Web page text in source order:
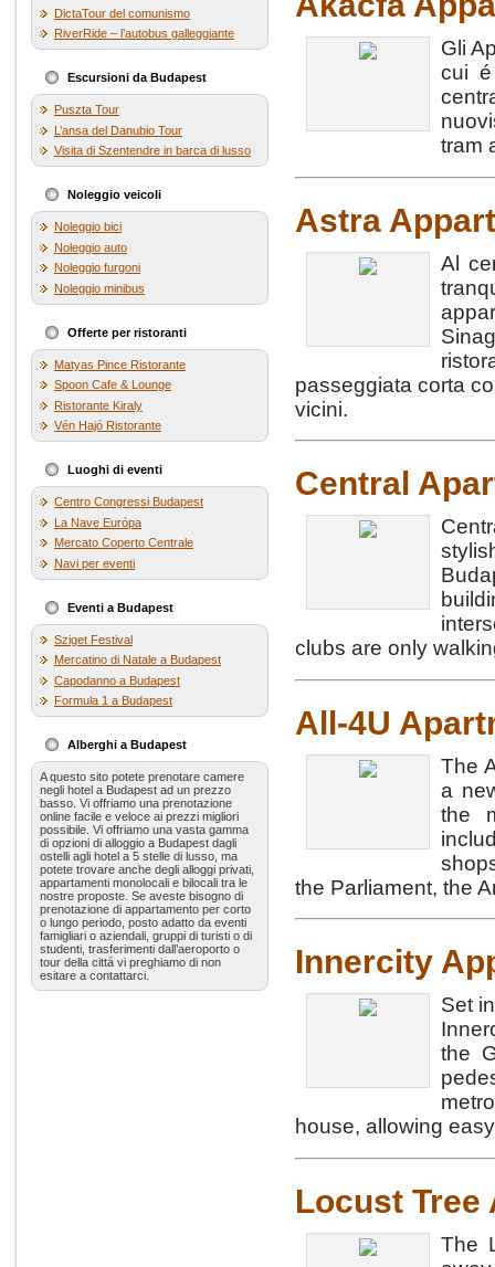
DictaTour del comunismo
RiverRide – l’autobus galleggiante
Escursioni da Budapest
Puszta Tour
L’ansa del Danubio Tour
Visita di Szentendre in barca di lusso
Noleggio veicoli
Noleggio bici
Noleggio auto
Noleggio furgoni
Noleggio minibus
Offerte per ristoranti
Matyas Pince Ristorante
Spoon Cafe & Lounge
Ristorante Kiraly
Vén Hajó Ristorante
Luoghi di eventi
Centro Congressi Budapest
La Nave Európa
Mercato Coperto Centrale
Navi per eventi
Eventi a Budapest
Sziget Festival
Mercatino di Natale a Budapest
Capodanno a Budapest
Formula 1 a Budapest
Alberghi a Budapest
A questo sito potete prenotare camere
negli hotel a Budapest ad un prezzo
basso. Vi offriamo una prenotazione
online facile e veloce ai prezzi migliori
possibile. Vi offriamo una vasta gamma
di opzioni di alloggio a Budapest dagli
ostelli agli hotel a 5 stelle di lusso, ma
potete trovare anche degli alloggi privati,
appartamenti monolocali e bilocali tra le
nostre proposte. Se aveste bisogno di
prenotazione di appartamento per corto
o lungo periodo, posto adatto da eventi
famigliari o aziendali, gruppi di turisti o di
studenti, trasferimenti dall’aeroporto o
tour della cittá vi preghiamo di non
esitare a contattarci.
Gli
cui é
tram
Astra
Al
passeggiata corta
vicini.
Central
clubs are only
All-4U
The
a
the
the Parliament, the
Innercity
Set
the
house, allowing
Locust Tree
The